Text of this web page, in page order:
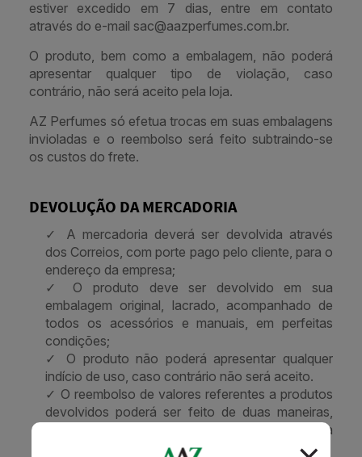
estiver excedido em 7 dias, entre em contato
através do e-mail sac@aazperfumes.com.br.
O produto, bem como a embalagem, não poderá
apresentar qualquer tipo de violação, caso
contrário, não será aceito pela loja.
AZ Perfumes só efetua trocas em suas embalagens
invioladas e o reembolso será feito subtraindo-se
os custos do frete.
DEVOLUÇÃO DA MERCADORIA
✓ A mercadoria deverá ser devolvida através
dos Correios, com porte pago pelo cliente, para o
endereço da empresa;
✓ O produto deve ser devolvido em sua
embalagem original, lacrado, acompanhado de
todos os acessórios e manuais, em perfeitas
condições;
✓ O produto não poderá apresentar qualquer
indício de uso, caso contrário não será aceito.
✓ O reembolso de valores referentes a produtos
devolvidos poderá ser feito de duas maneiras,
dependendo da forma de pagamento efetuada
no momento da compra e corrigido sem custo.